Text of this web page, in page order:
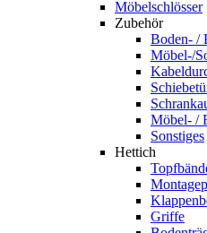
Möbelschlösser
Zubehör
Boden- /
Möbel-/
Möbel- /
Sonstiges
Hettich
Griffe